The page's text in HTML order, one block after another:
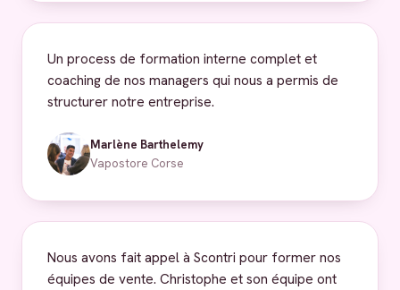
Un process de formation interne complet et
coaching de nos managers qui nous a permis de
structurer notre entreprise.
Marlène Barthelemy
Vapostore Corse
Nous avons fait appel à Scontri pour former nos
équipes de vente. Christophe et son équipe ont